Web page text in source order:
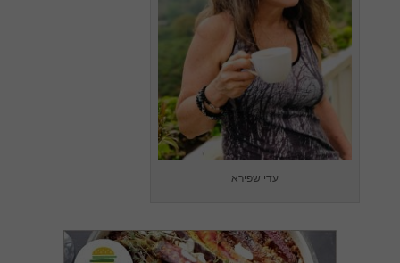
עדי שפירא